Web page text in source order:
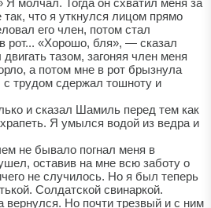
Я молчал. Тогда он схватил меня за
так, что я уткнулся лицом прямо
его член, потом стал
рот... «Хорошо, бля», — сказал
тазом, загоняя член меня
а потом мне в рот брызнула
с трудом сдержал тошноту и
и сказал Шамиль перед тем как
Я умылся водой из ведра и
не бывало погнал меня в
оставив на мне всю заботу о
не случилось. Но я был теперь
Солдатской свинаркой.
Но почти трезвый и с ним